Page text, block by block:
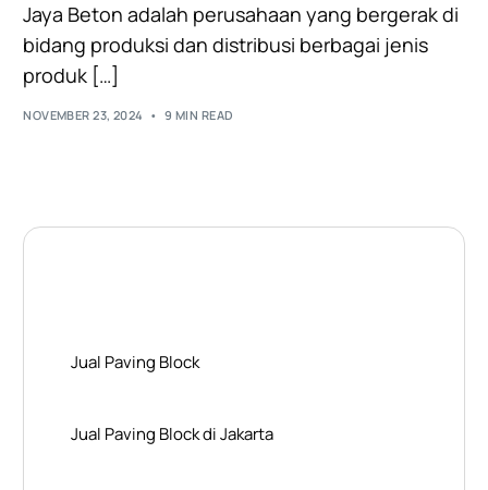
Jaya Beton adalah perusahaan yang bergerak di
bidang produksi dan distribusi berbagai jenis
produk […]
NOVEMBER 23, 2024 9 MIN READ
Jual Paving Block
Jual Paving Block di Jakarta